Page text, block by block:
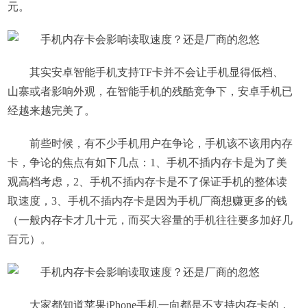
元。
其实安卓智能手机支持TF卡并不会让手机显得低档、
山寨或者影响外观，在智能手机的残酷竞争下，安卓手机已
经越来越完美了。
前些时候，有不少手机用户在争论，手机该不该用内存
卡，争论的焦点有如下几点：1、手机不插内存卡是为了美
观高档考虑，2、手机不插内存卡是不了保证手机的整体读
取速度，3、手机不插内存卡是因为手机厂商想赚更多的钱
（一般内存卡才几十元，而买大容量的手机往往要多加好几
百元）。
大家都知道苹果iPhone手机一向都是不支持内存卡的，